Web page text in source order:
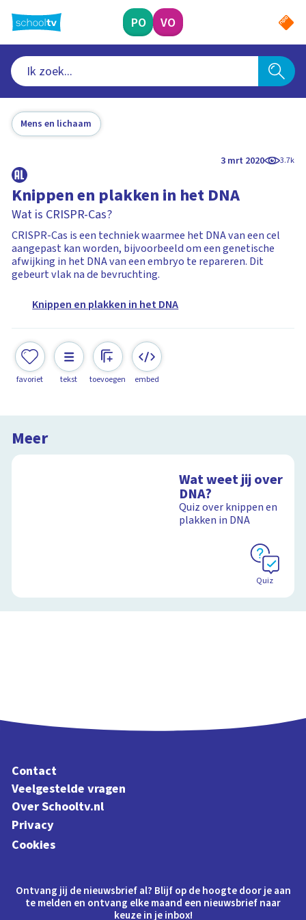
naar
hoofdinhoud
PO VO
Mens en lichaam
3 mrt 2020 3.7k
Knippen en plakken in het DNA
Wat is CRISPR-Cas?
CRISPR-Cas is een techniek waarmee het DNA van een cel
aangepast kan worden, bijvoorbeeld om een genetische
afwijking in het DNA van een embryo te repareren. Dit
gebeurt vlak na de bevruchting.
Knippen en plakken in het DNA
favoriet tekst toevoegen embed
Meer
Wat weet jij over
DNA?
Quiz over knippen en
plakken in DNA
Quiz
Contact
Veelgestelde vragen
Over Schooltv.nl
Privacy
Cookies
Ontvang jij de nieuwsbrief al? Blijf op de hoogte door je aan
te melden en ontvang elke maand een nieuwsbrief naar
keuze in je inbox!